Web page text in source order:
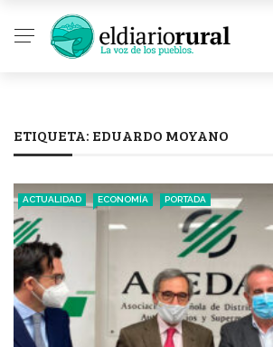
ETIQUETA: EDUARDO MOYANO
ACTUALIDAD ECONOMÍA PORTADA